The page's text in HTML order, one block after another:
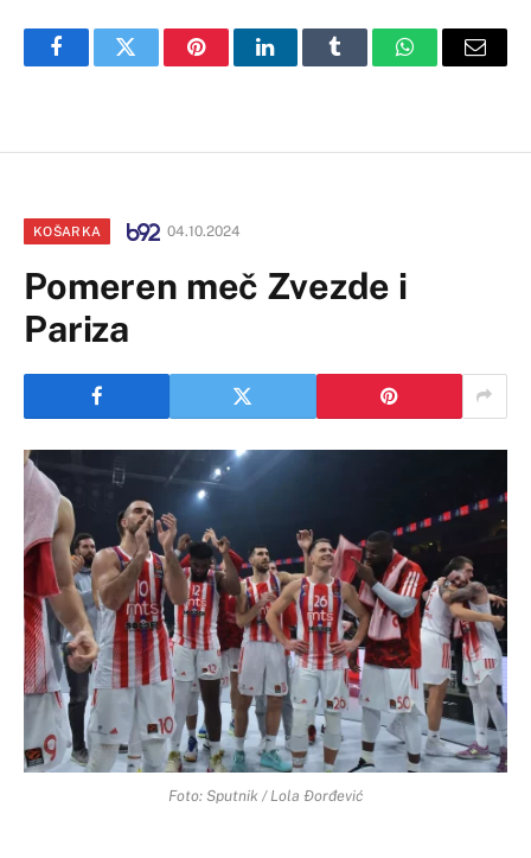
FacebookTwitter PinterestLinkedInTumblr WhatsAppEmail
KOŠARKA 04.10.2024
Pomeren meč Zvezde i
Pariza
Foto: Sputnik / Lola Đorđević